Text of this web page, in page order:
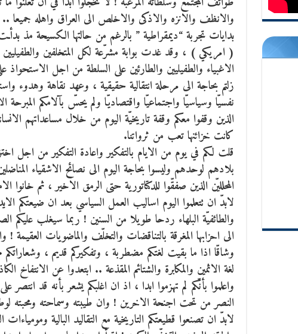
والانظف والانزه والاذكى والاخلص الى العراق واهله جميعا
بدايات تجربة “ديمقراطية ” بالرغم من حالتها الكسيحة مذ
( امريكي ) ، وقد غدت بوابة مشرّعة لكل المتخلفين
الاغبياء والطفيليين والطارئين على السلطة من اجل الاستحواذ
زلتم بحاجة الى مرحلة انتقالية حقيقية ، وعهد نقاهة وهدوء
نفسيّا وسياسيّا واجتماعيّا واقتصاديّا ولم يحسّ بآلامكم المبرحة
الذين وقفوا معكم وقفة تاريخيّة اليوم من خلال مساعداتهم
كانت خزائنها تعب من ثرواتنا.
قلت لكم في يوم من الايام بالتفكير واعادة التفكير من اجل
بلادهم لوحدهم وليسوا بحاجة اليوم الى نصائح الاشقياء
المحلليّن الذين صفقّوا للدكتاتورية حتى الرمق الاخير ، ثم خانوا
لابدّ ان تتعلموا اليوم اساليب العمل السياسي بعد ان ضيعتكم
والطائفيّة البلهاء ردحا طويلا من السنين ! ربما سيغلب عليكم
الى احزابها المغرقة بالتناقضات والتخلّف والماضويات
وشاقّا اذا ما بقيت لغتكم مضطربة ، وتفكيركم قديم ،
لغة الاثمين والمكابرة والشتائم المقذعة .. ابتعدوا عن
واعلموا بأنّكم لم تهزموا ابدا ، اذ ان اغلبكم يشعر بأنه قد
النصر من تحت اجنحة الاخرين ! وان طيبته وسماحته ومحبته
لابدّ ان تصنعوا قطيعتكم التاريخية مع التقاليد البالية